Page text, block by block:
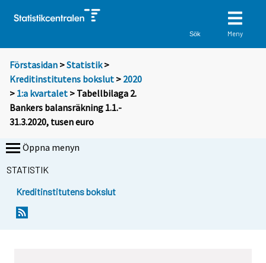
Sök Meny
Förstasidan >Statistik >
Kreditinstitutens bokslut > 2020
> 1:a kvartalet > Tabellbilaga 2.
Bankers balansräkning 1.1.-
31.3.2020, tusen euro
Öppna menyn
STATISTIK
Kreditinstitutens bokslut